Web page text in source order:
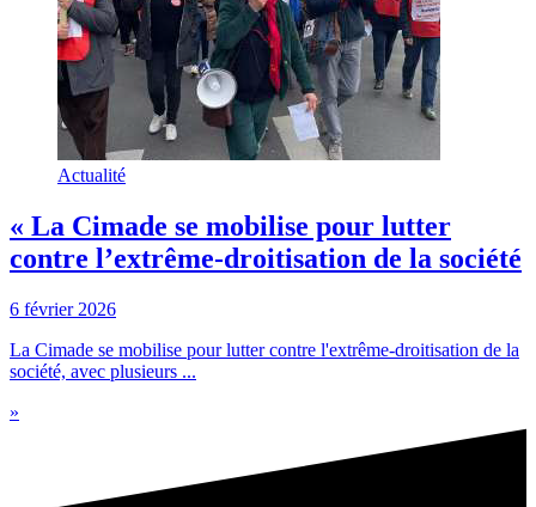
Actualité
« La Cimade se mobilise pour lutter
contre l’extrême-droitisation de la société
6 février 2026
La Cimade se mobilise pour lutter contre l'extrême-droitisation de la
société, avec plusieurs ...
»